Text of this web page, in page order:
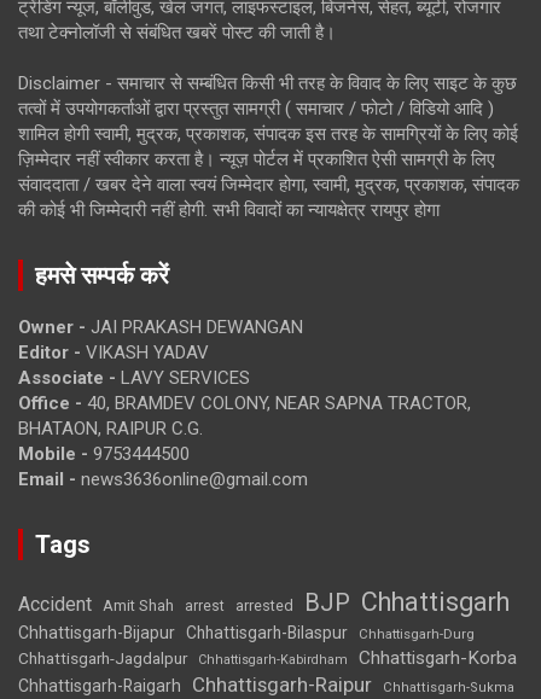
ट्रेंडिंग न्यूज, बॉलीवुड, खेल जगत, लाइफस्टाइल, बिजनेस, सेहत, ब्यूटी, रोजगार
तथा टेक्नोलॉजी से संबंधित खबरें पोस्ट की जाती है।
Disclaimer - समाचार से सम्बंधित किसी भी तरह के विवाद के लिए साइट के कुछ
तत्वों में उपयोगकर्ताओं द्वारा प्रस्तुत सामग्री ( समाचार / फोटो / विडियो आदि )
शामिल होगी स्वामी, मुद्रक, प्रकाशक, संपादक इस तरह के सामग्रियों के लिए कोई
ज़िम्मेदार नहीं स्वीकार करता है। न्यूज़ पोर्टल में प्रकाशित ऐसी सामग्री के लिए
संवाददाता / खबर देने वाला स्वयं जिम्मेदार होगा, स्वामी, मुद्रक, प्रकाशक, संपादक
की कोई भी जिम्मेदारी नहीं होगी. सभी विवादों का न्यायक्षेत्र रायपुर होगा
हमसे सम्पर्क करें
Owner - JAI PRAKASH DEWANGAN
Editor - VIKASH YADAV
Associate - LAVY SERVICES
Office - 40, BRAMDEV COLONY, NEAR SAPNA TRACTOR,
BHATAON, RAIPUR C.G.
Mobile - 9753444500
Email - news3636online@gmail.com
Tags
Accident Amit Shah arrest arrested BJP Chhattisgarh
Chhattisgarh-Bijapur Chhattisgarh-Bilaspur Chhattisgarh-Durg
Chhattisgarh-Jagdalpur Chhattisgarh-Kabirdham Chhattisgarh-Korba
Chhattisgarh-Raigarh Chhattisgarh-Raipur
Chhattisgarh-Sukma